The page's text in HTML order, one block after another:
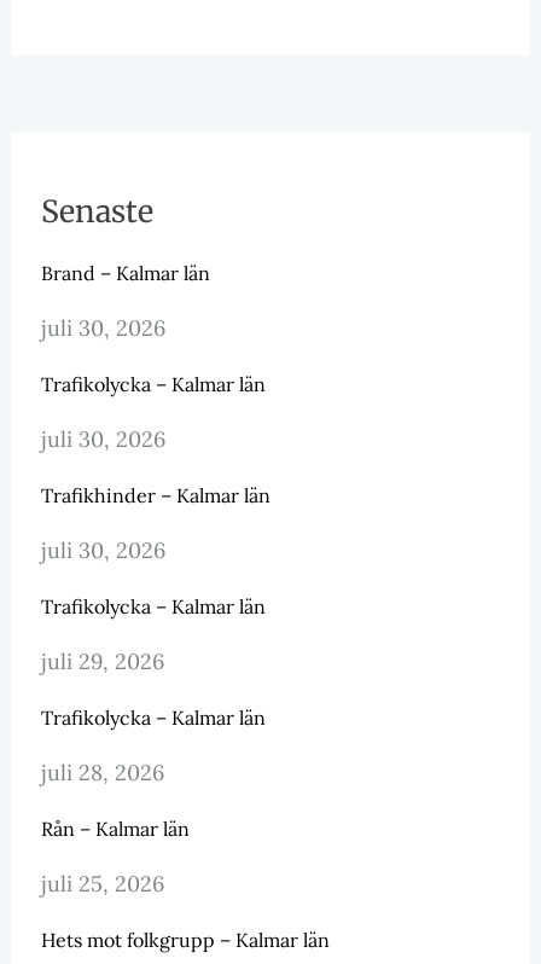
Senaste
Brand – Kalmar län
juli 30, 2026
Trafikolycka – Kalmar län
juli 30, 2026
Trafikhinder – Kalmar län
juli 30, 2026
Trafikolycka – Kalmar län
juli 29, 2026
Trafikolycka – Kalmar län
juli 28, 2026
Rån – Kalmar län
juli 25, 2026
Hets mot folkgrupp – Kalmar län